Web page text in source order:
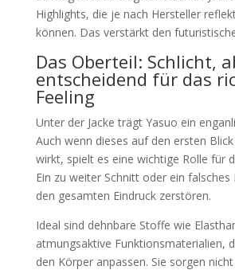
Highlights, die je nach Hersteller
können. Das verstärkt den
Das Oberteil: Schlicht,
entscheidend für das
Feeling
Unter der Jacke trägt Yasuo ein
Auch wenn dieses auf den ersten
wirkt, spielt es eine wichtige Rolle für
Ein zu weiter Schnitt oder ein falsches
den gesamten Eindruck zerstören.
Ideal sind dehnbare Stoffe wie
atmungsaktive Funktionsmaterialien,
den Körper anpassen. Sie sorgen